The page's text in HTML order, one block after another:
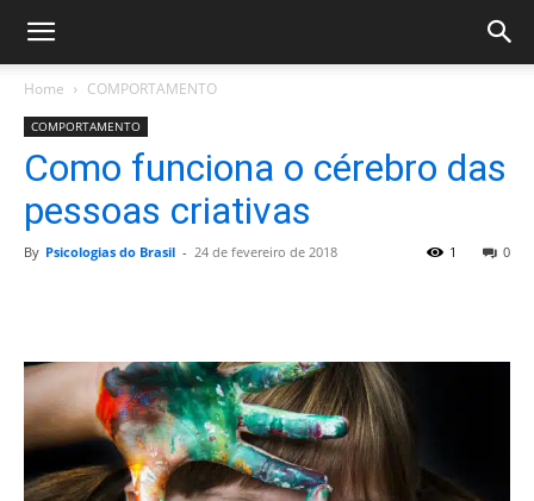
Home COMPORTAMENTO
COMPORTAMENTO
Como funciona o cérebro das
pessoas criativas
By Psicologias do Brasil - 24 de fevereiro de 2018 0
1